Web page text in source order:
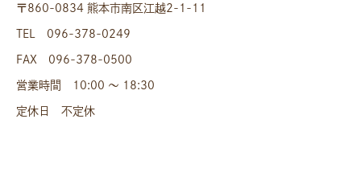
〒860-0834 熊本市南区江越2-1-11
TEL 096-378-0249
FAX 096-378-0500
営業時間 10:00 〜 18:30
定休日 不定休